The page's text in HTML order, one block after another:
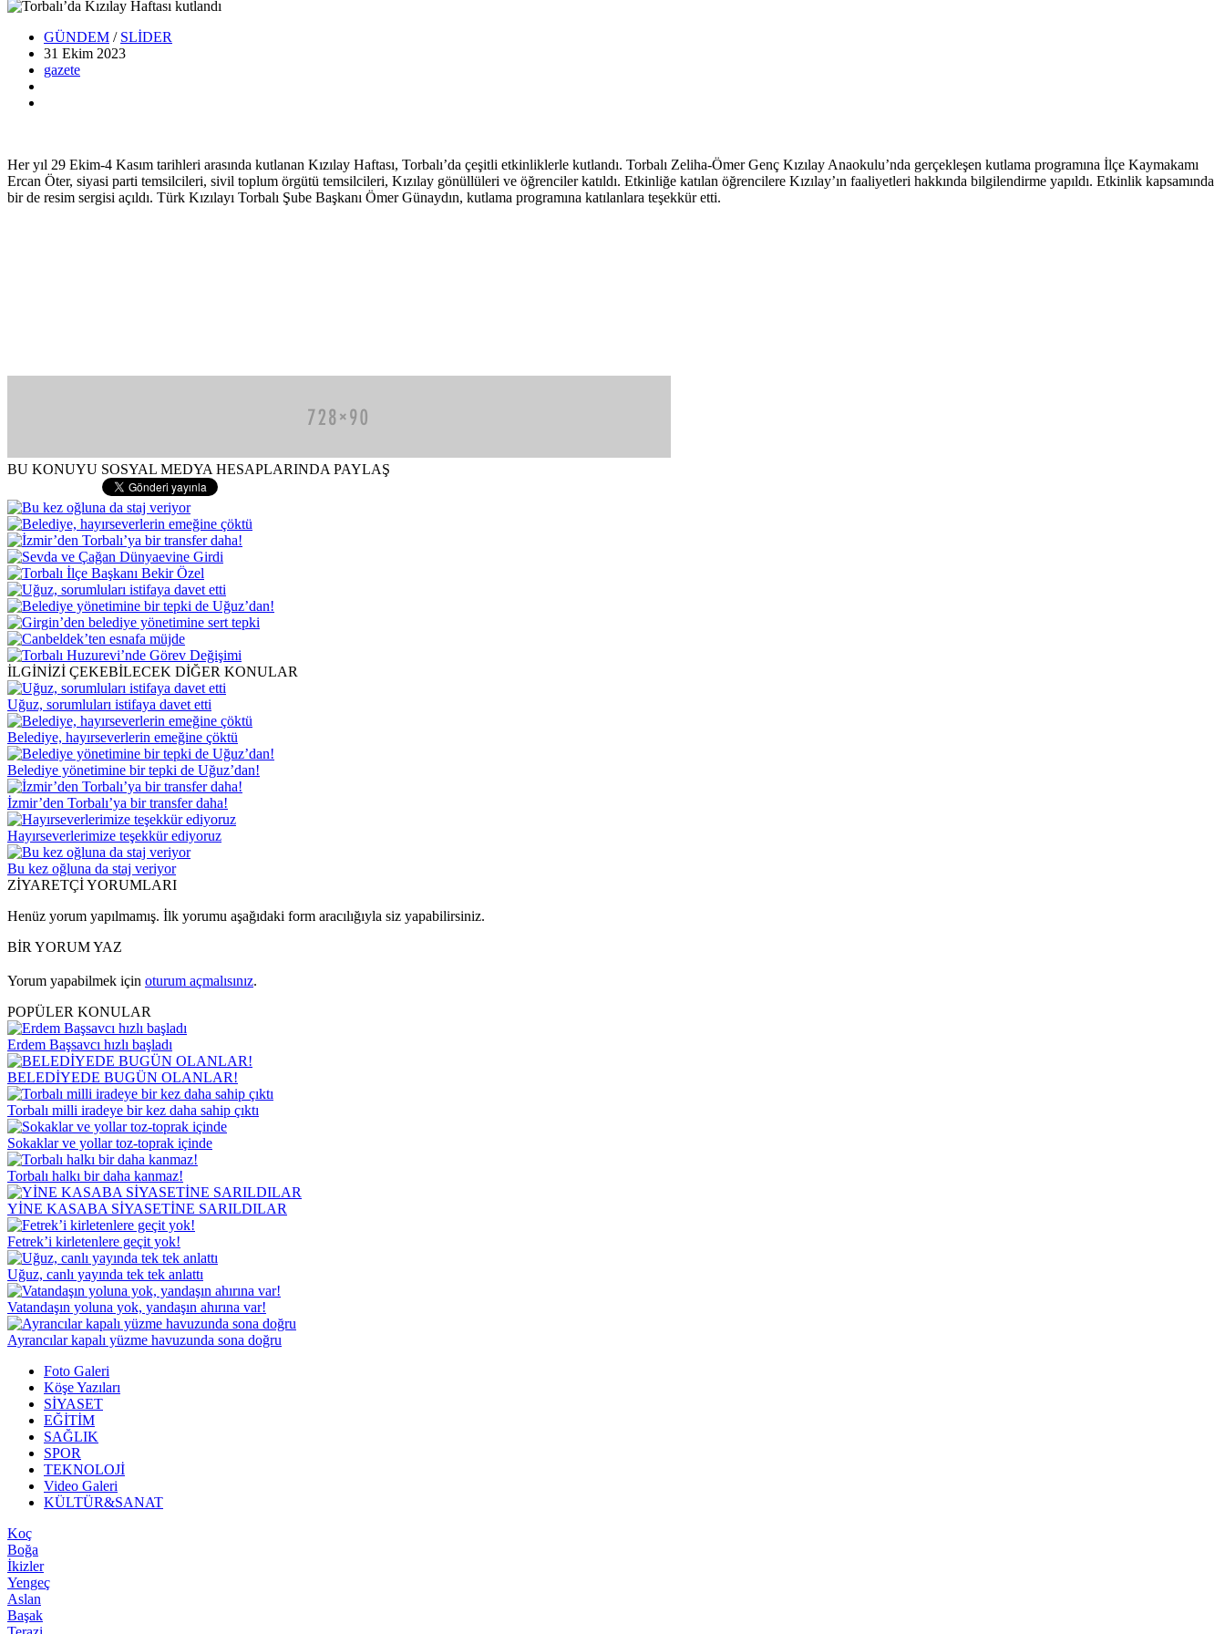
GÜNDEM / SLİDER
31 Ekim 2023
gazete
Her yıl 29 Ekim-4 Kasım tarihleri arasında kutlanan Kızılay Haftası, Torbalı’da çeşitli etkinliklerle kutlandı. Torbalı Zeliha-Ömer Genç Kızılay Anaokulu’nda gerçekleşen kutlama programına İlçe Kaymakamı
Ercan Öter, siyasi parti temsilcileri, sivil toplum örgütü temsilcileri, Kızılay gönüllüleri ve öğrenciler katıldı. Etkinliğe katılan öğrencilere Kızılay’ın faaliyetleri hakkında bilgilendirme yapıldı. Etkinlik kapsamında
bir de resim sergisi açıldı. Türk Kızılayı Torbalı Şube Başkanı Ömer Günaydın, kutlama programına katılanlara teşekkür etti.
BU KONUYU SOSYAL MEDYA HESAPLARINDA PAYLAŞ
İLGİNİZİ ÇEKEBİLECEK DİĞER KONULAR
Uğuz, sorumluları istifaya davet etti
Belediye, hayırseverlerin emeğine çöktü
Belediye yönetimine bir tepki de Uğuz’dan!
İzmir’den Torbalı’ya bir transfer daha!
Hayırseverlerimize teşekkür ediyoruz
Bu kez oğluna da staj veriyor
ZİYARETÇİ YORUMLARI
Henüz yorum yapılmamış. İlk yorumu aşağıdaki form aracılığıyla siz yapabilirsiniz.
BİR YORUM YAZ
Yorum yapabilmek için oturum açmalısınız.
POPÜLER KONULAR
Erdem Başsavcı hızlı başladı
BELEDİYEDE BUGÜN OLANLAR!
Torbalı milli iradeye bir kez daha sahip çıktı
Sokaklar ve yollar toz-toprak içinde
Torbalı halkı bir daha kanmaz!
YİNE KASABA SİYASETİNE SARILDILAR
Fetrek’i kirletenlere geçit yok!
Uğuz, canlı yayında tek tek anlattı
Vatandaşın yoluna yok, yandaşın ahırına var!
Ayrancılar kapalı yüzme havuzunda sona doğru
Foto Galeri
Köşe Yazıları
SİYASET
EĞİTİM
SAĞLIK
SPOR
TEKNOLOJİ
Video Galeri
KÜLTÜR&SANAT
Koç
Boğa
İkizler
Yengeç
Aslan
Başak